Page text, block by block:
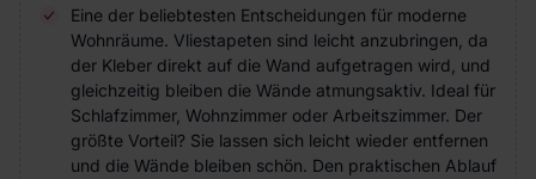
Eine der beliebtesten Entscheidungen für moderne
Wohnräume. Vliestapeten sind leicht anzubringen, da
der Kleber direkt auf die Wand aufgetragen wird, und
gleichzeitig bleiben die Wände atmungsaktiv. Ideal für
Schlafzimmer, Wohnzimmer oder Arbeitszimmer. Der
größte Vorteil? Sie lassen sich leicht wieder entfernen
und die Wände bleiben schön. Den praktischen Ablauf